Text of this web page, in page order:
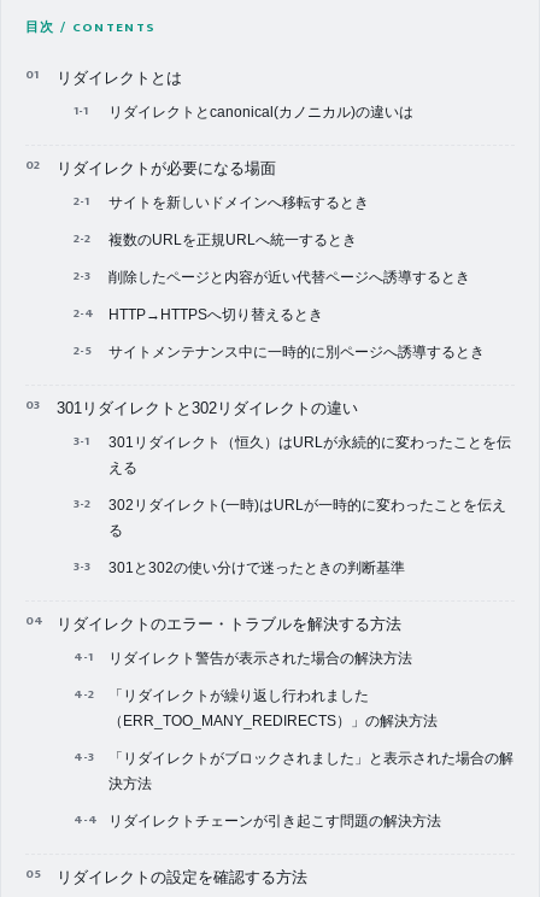
目次 / CONTENTS
リダイレクトとは
リダイレクトとcanonical(カノニカル)の違いは
リダイレクトが必要になる場面
サイトを新しいドメインへ移転するとき
複数のURLを正規URLへ統一するとき
削除したページと内容が近い代替ページへ誘導するとき
HTTP→HTTPSへ切り替えるとき
サイトメンテナンス中に一時的に別ページへ誘導するとき
301リダイレクトと302リダイレクトの違い
301リダイレクト（恒久）はURLが永続的に変わったことを伝
える
302リダイレクト(一時)はURLが一時的に変わったことを伝え
る
301と302の使い分けで迷ったときの判断基準
リダイレクトのエラー・トラブルを解決する方法
リダイレクト警告が表示された場合の解決方法
「リダイレクトが繰り返し行われました
（ERR_TOO_MANY_REDIRECTS）」の解決方法
「リダイレクトがブロックされました」と表示された場合の解
決方法
リダイレクトチェーンが引き起こす問題の解決方法
リダイレクトの設定を確認する方法